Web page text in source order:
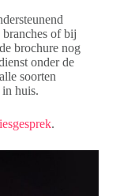
of bij
brochure nog
onder de
soorten
huis.
.